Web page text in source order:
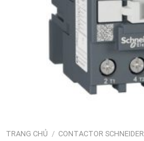
TRANG CHỦ / CONTACTOR SCHNEIDER